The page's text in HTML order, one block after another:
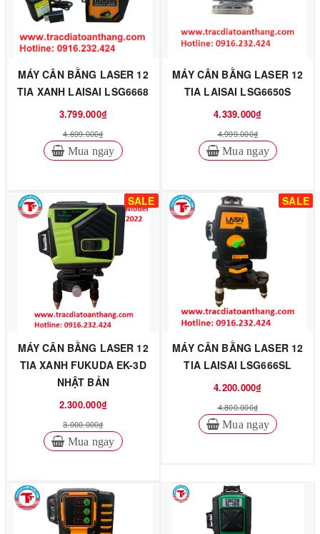
MÁY CÂN BẰNG LASER 12
TIA XANH LAISAI LSG6668
3.799.000₫
4.699.000₫
Mua ngay
MÁY CÂN BẰNG LASER 12
TIA LAISAI LSG6650S
4.339.000₫
4.999.000₫
Mua ngay
SALE
MÁY CÂN BẰNG LASER 12
TIA XANH FUKUDA EK-3D
NHẬT BẢN
2.300.000₫
3.000.000₫
Mua ngay
SALE
MÁY CÂN BẰNG LASER 12
TIA LAISAI LSG666SL
4.200.000₫
4.800.000₫
Mua ngay